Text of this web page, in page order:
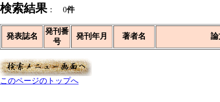
検索結果 ： 0件
発表誌名
発刊番
号
発刊年月 著者名 論
このページのトップへ